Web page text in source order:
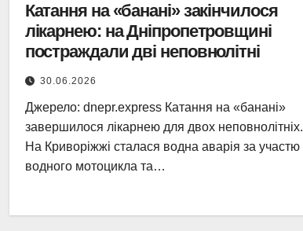
Катання на «банані» закінчилося
лікарнею: на Дніпропетровщині
постраждали дві неповнолітні
30.06.2026
Джерело: dnepr.express Катання на «банані»
завершилося лікарнею для двох неповнолітніх.
На Криворіжжі сталася водна аварія за участю
водного мотоцикла та…